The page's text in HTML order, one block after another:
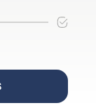
meilleurs
avec des